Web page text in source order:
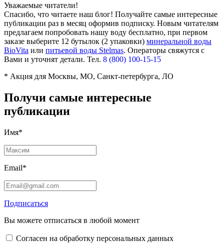
Уважаемые читатели!
Спасибо, что читаете наш блог! Получайте самые интересные
публикации раз в месяц оформив подписку. Новым читателям
предлагаем попробовать нашу воду бесплатно, при первом
заказе выберите 12 бутылок (2 упаковки) минеральной воды
BioVita или питьевой воды Stelmas. Операторы свяжутся с
Вами и уточнят детали. Тел. 8 (800) 100-15-15
* Акция для Москвы, МО, Санкт-петербурга, ЛО
Получи самые интересные
публикации
Имя*
Email*
Подписаться
Вы можете отписаться в любой момент
Согласен на обработку персональных данных